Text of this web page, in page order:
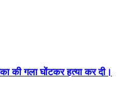
की गला घोंटकर हत्या कर दी।